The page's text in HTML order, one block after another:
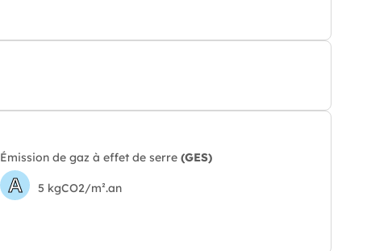
Émission de gaz à effet de serre(GES)
A 5 kgCO2/m².an